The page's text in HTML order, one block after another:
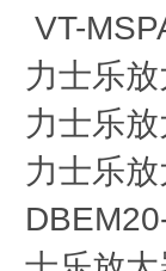
VT-
力士乐
力士乐
力士乐